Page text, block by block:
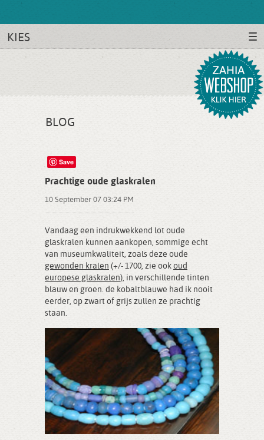
KIES
BLOG
Save
Prachtige oude glaskralen
10 September 07 03:24 PM
Vandaag een indrukwekkend lot oude
glaskralen kunnen aankopen, sommige echt
van museumkwaliteit, zoals deze oude
gewonden kralen (+/- 1700, zie ook oud
europese glaskralen), in verschillende tinten
blauw en groen. de kobaltblauwe had ik nooit
eerder, op zwart of grijs zullen ze prachtig
staan.